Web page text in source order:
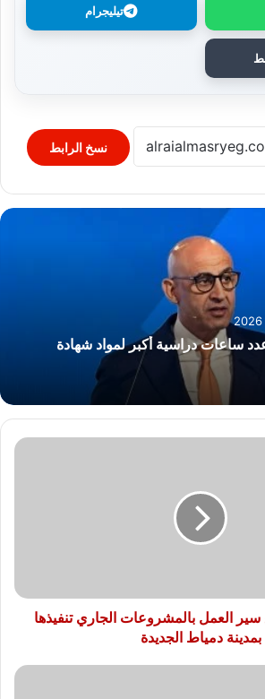
تيليجرام
نسخ الرابط
ساعات دراسية أكبر لمواد شهادة
سير العمل بالمشروعات الجاري تنفيذها
بمدينة دمياط الجديدة